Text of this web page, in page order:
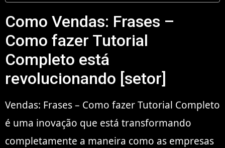
Como Vendas: Frases –
Como fazer Tutorial
Completo está
revolucionando [setor]
Vendas: Frases – Como fazer Tutorial Completo
é uma inovação que está transformando
completamente a maneira como as empresas